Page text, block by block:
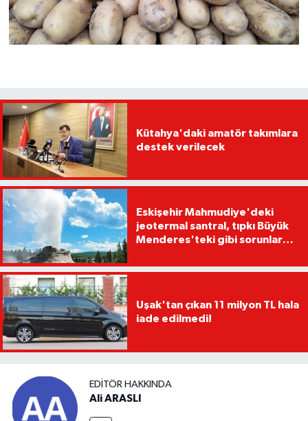
Kütahya'daki amatör takımlara
destek verilecek
Eskişehir Mahmudiye'deki
jeotermal santral, tıpkı Büyük
Menderes'teki gibi sorunlara
Uşak'tan çıkan 11 milyon TL hala
iade edilmedi!
EDITÖR HAKKINDA
Ali ARASLI